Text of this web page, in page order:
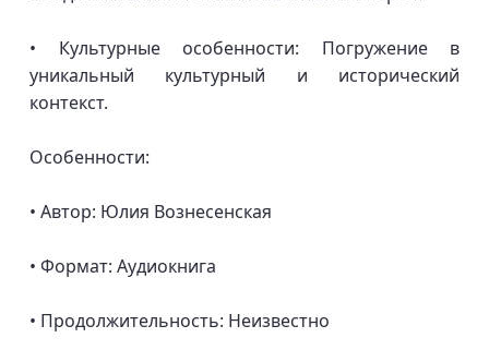
• Культурные особенности: Погружение в
уникальный культурный и исторический
контекст.
Особенности:
• Автор: Юлия Вознесенская
• Формат: Аудиокнига
• Продолжительность: Неизвестно